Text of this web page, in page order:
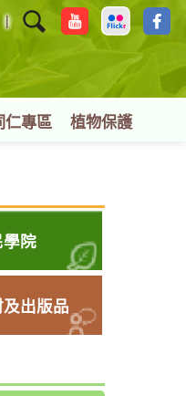
仁專區 植物保護
學院
出版品